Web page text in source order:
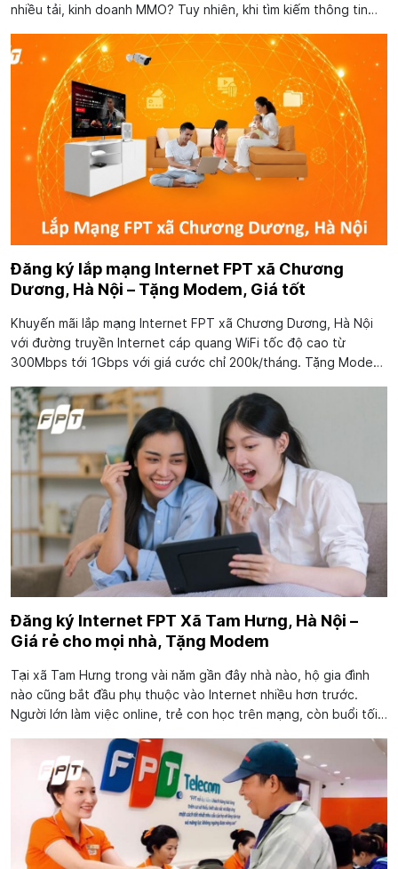
nhiều tải, kinh doanh MMO? Tuy nhiên, khi tìm kiếm thông tin
phiên là gì? có ưu điểm...
Đăng ký lắp mạng Internet FPT xã Chương
Dương, Hà Nội – Tặng Modem, Giá tốt
Khuyến mãi lắp mạng Internet FPT xã Chương Dương, Hà Nội
với đường truyền Internet cáp quang WiFi tốc độ cao từ
300Mbps tới 1Gbps với giá cước chỉ 200k/tháng. Tặng Modem
đặt nhanh 12H. Sau sáp nhập địa lý hành...
Đăng ký Internet FPT Xã Tam Hưng, Hà Nội –
Giá rẻ cho mọi nhà, Tặng Modem
Tại xã Tam Hưng trong vài năm gần đây nhà nào, hộ gia đình
nào cũng bắt đầu phụ thuộc vào Internet nhiều hơn trước.
Người lớn làm việc online, trẻ con học trên mạng, còn buổi tối
minh cùng lúc. Đến khi...